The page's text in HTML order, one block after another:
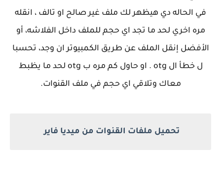
في الحاله دي هيظهر لك ملف غير صالح او تالف ، انقله
مره اخري لحد ما تجد اي حجم للملف داخل الفلاشه، أو
الأفضل إنقل الملف عن طريق الكمبيوتر ان وجد، تحسبا
ل خطأ ال otg . او حاول كم مره ب otg لحد ما يظبط
معاك وتلاقي اي حجم في ملف القنوات.
تحميل ملفات القنوات من ميديا فاير